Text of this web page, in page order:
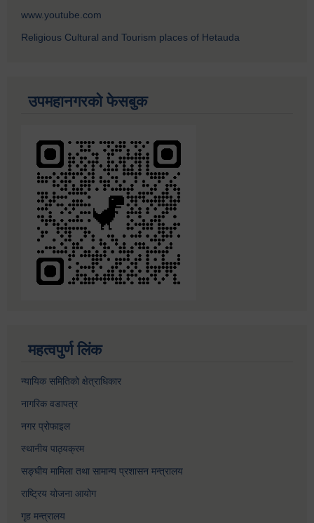
www.youtube.com
Religious Cultural and Tourism places of Hetauda
उपमहानगरको फेसबुक
महत्वपुर्ण लिंक
न्यायिक समितिको क्षेत्राधिकार
नागरिक वडापत्र
नगर प्रोफाइल
स्थानीय पाठ्यक्रम
सङ्घीय मामिला तथा सामान्य प्रशासन मन्त्रालय
राष्ट्रिय योजना आयोग
गृह मन्त्रालय